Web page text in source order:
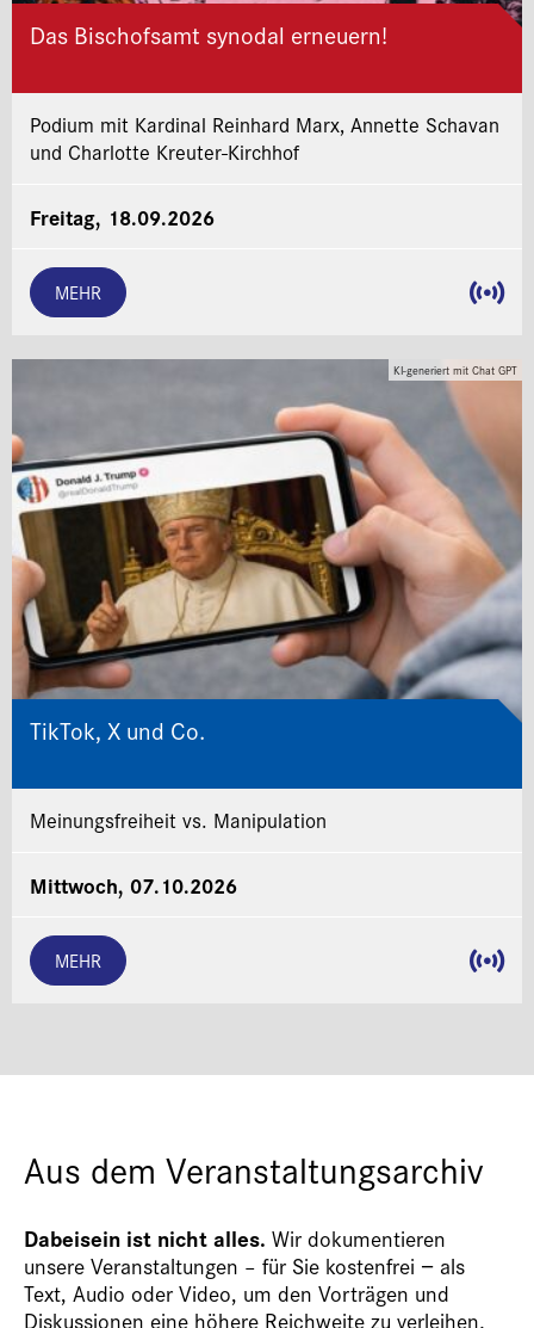
Das Bischofsamt synodal erneuern!
Podium mit Kardinal Reinhard Marx, Annette Schavan
und Charlotte Kreuter-Kirchhof
Freitag, 18.09.2026
MEHR
KI-generiert mit Chat GPT
TikTok, X und Co.
Meinungsfreiheit vs. Manipulation
Mittwoch, 07.10.2026
MEHR
Aus dem Veranstaltungsarchiv
Dabeisein ist nicht alles. Wir dokumentieren
unsere Veranstaltungen – für Sie kostenfrei − als
Text, Audio oder Video, um den Vorträgen und
Diskussionen eine höhere Reichweite zu verleihen.